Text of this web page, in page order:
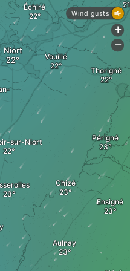
sur-Niort
Vouillé
Échiré
Niort
Aulnay
Thorigné
Périgné
Ensigné
Chizé
Wind gusts
+
-